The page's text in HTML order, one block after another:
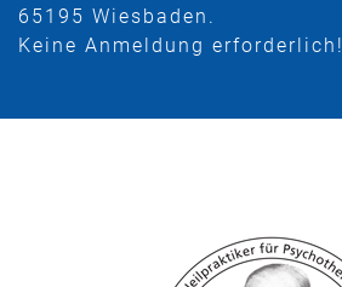
65195 Wiesbaden.
Keine Anmeldung erforderlich!